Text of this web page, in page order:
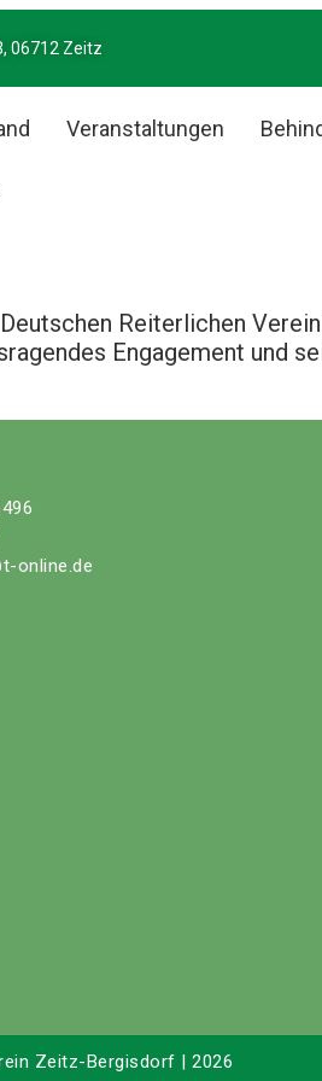
06712 Zeitz
Veranstaltungen
Reiterlichen
Engagement und
online.de
Zeitz-Bergisdorf | 2026